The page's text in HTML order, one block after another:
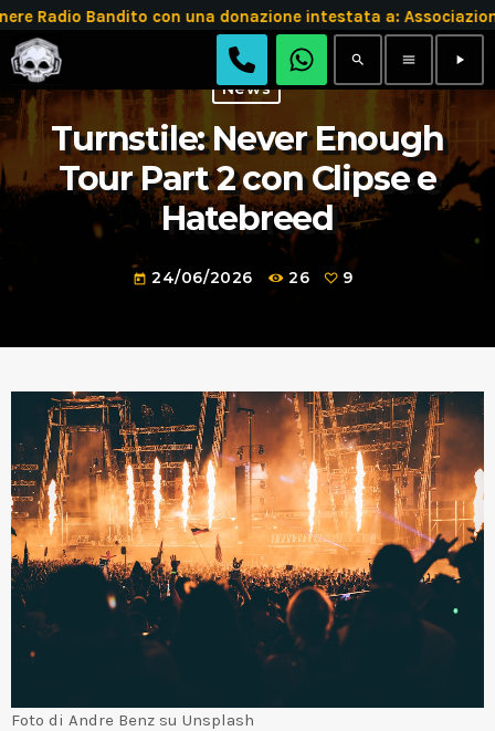
Bandito con una donazione intestata a:
search menu play_arrow
News
Turnstile: Never Enough
Tour Part 2 con Clipse e
Hatebreed
today 24/06/2026 26 9
Foto di Andre Benz su Unsplash